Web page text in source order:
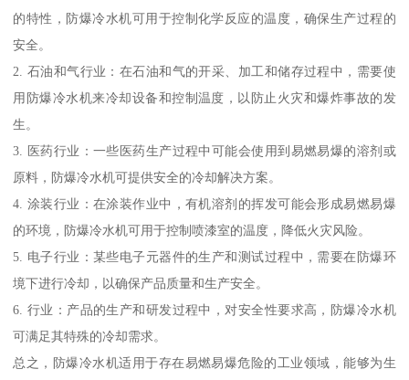
的特性，防爆冷水机可用于控制化学反应的温度，确保生产过程的
安全。
2. 石油和气行业：在石油和气的开采、加工和储存过程中，需要使
用防爆冷水机来冷却设备和控制温度，以防止火灾和爆炸事故的发
生。
3. 医药行业：一些医药生产过程中可能会使用到易燃易爆的溶剂或
原料，防爆冷水机可提供安全的冷却解决方案。
4. 涂装行业：在涂装作业中，有机溶剂的挥发可能会形成易燃易爆
的环境，防爆冷水机可用于控制喷漆室的温度，降低火灾风险。
5. 电子行业：某些电子元器件的生产和测试过程中，需要在防爆环
境下进行冷却，以确保产品质量和生产安全。
6. 行业：产品的生产和研发过程中，对安全性要求高，防爆冷水机
可满足其特殊的冷却需求。
总之，防爆冷水机适用于存在易燃易爆危险的工业领域，能够为生